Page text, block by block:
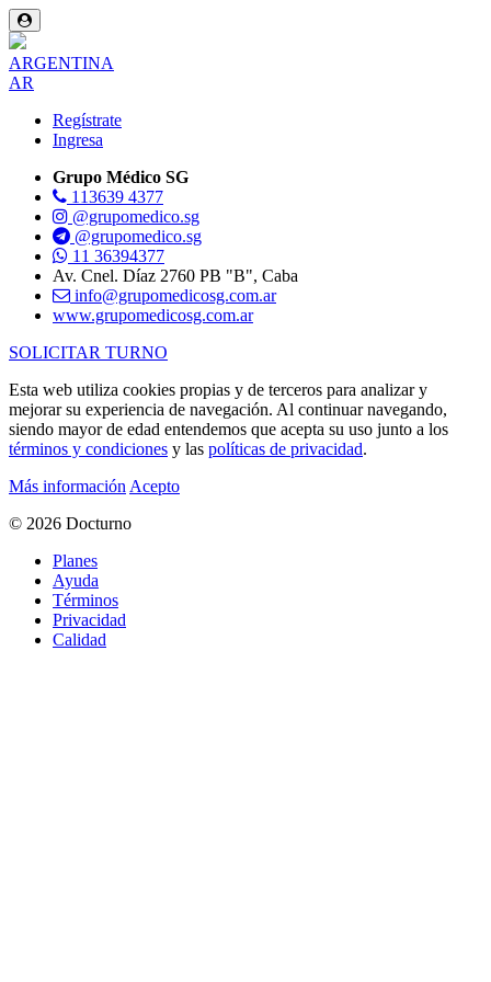
ARGENTINA
AR
Regístrate
Ingresa
Grupo Médico SG
113639 4377
@grupomedico.sg
@grupomedico.sg
11 36394377
Av. Cnel. Díaz 2760 PB "B", Caba
info@grupomedicosg.com.ar
www.grupomedicosg.com.ar
SOLICITAR TURNO
Esta web utiliza cookies propias y de terceros para analizar y
mejorar su experiencia de navegación. Al continuar navegando,
siendo mayor de edad entendemos que acepta su uso junto a los
términos y condiciones y las políticas de privacidad.
Más información Acepto
© 2026 Docturno
Planes
Ayuda
Términos
Privacidad
Calidad